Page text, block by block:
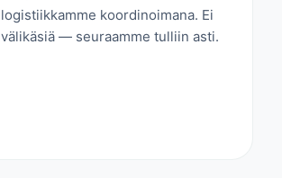
logistiikkamme koordinoimana. Ei
välikäsiä — seuraamme tulliin asti.